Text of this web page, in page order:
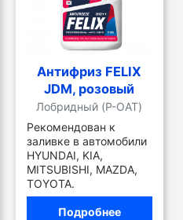
Антифриз FELIX
JDM, розовый
Лобридный (P-OAT)
Рекомендован к
заливке в автомобили
HYUNDAI, KIA,
MITSUBISHI, MAZDA,
TOYOTA.
Подробнее